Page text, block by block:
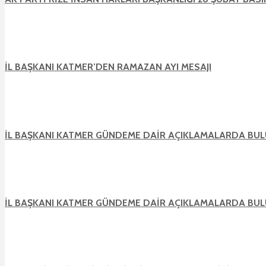
İL BAŞKANI KATMER’DEN RAMAZAN AYI MESAJI
İL BAŞKANI KATMER GÜNDEME DAİR AÇIKLAMALARDA
İL BAŞKANI KATMER GÜNDEME DAİR AÇIKLAMALARDA